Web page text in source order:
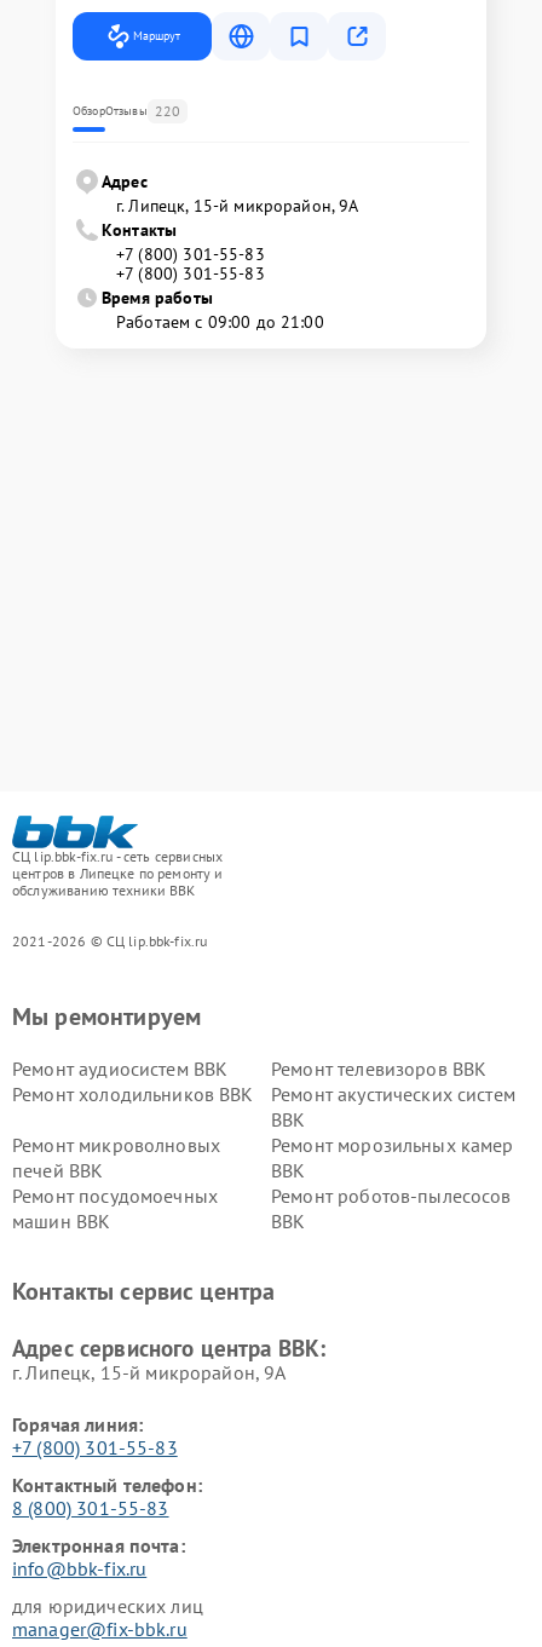
Маршрут
ОбзорОтзывы 220
Адрес
г. Липецк, 15-й микрорайон, 9А
Контакты
+7 (800) 301-55-83
+7 (800) 301-55-83
Время работы
Работаем с 09:00 до 21:00
СЦ lip.bbk-fix.ru - сеть сервисных
центров в Липецке по ремонту и
обслуживанию техники BBK
2021-2026 © СЦ lip.bbk-fix.ru
Мы ремонтируем
Ремонт аудиосистем BBK
Ремонт телевизоров BBK
Ремонт холодильников BBK
Ремонт акустических систем
BBK
Ремонт микроволновых
печей BBK
Ремонт морозильных камер
BBK
Ремонт посудомоечных
машин BBK
Ремонт роботов-пылесосов
BBK
Ремонт винных шкафов BBK
Контакты сервис центра
Адрес сервисного центра BBK:
г. Липецк, 15-й микрорайон, 9А
Горячая линия:
+7 (800) 301-55-83
Контактный телефон:
8 (800) 301-55-83
Электронная почта:
info@bbk-fix.ru
для юридических лиц
manager@fix-bbk.ru